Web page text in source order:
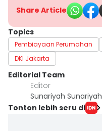
Share Article
Topics
Pembiayaan Perumahan
DKI Jakarta
Editorial Team
Editor
Sunariyah Sunariyah
Tonton lebih seru di